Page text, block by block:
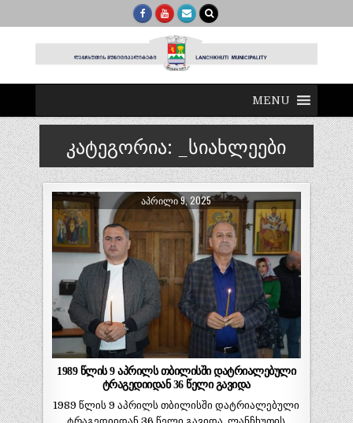
MENU
კატეგორია: _სიახლეები
ᲐᲞᲠᲘᲚᲘ 9, 2025
1989 წლის 9 აპრილს თბილისში დატრიალებული
ტრაგედიიდან 36 წელი გავიდა
1989 წლის 9 აპრილს თბილისში დატრიალებული